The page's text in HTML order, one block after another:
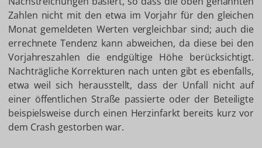
Zahlen nicht mit den etwa im Vorjahr für den gleichen
Monat gemeldeten Werten vergleichbar sind; auch die
errechnete Tendenz kann abweichen, da diese bei den
Vorjahreszahlen die endgültige Höhe berücksichtigt.
Nachträgliche Korrekturen nach unten gibt es ebenfalls,
etwa weil sich herausstellt, dass der Unfall nicht auf
einer öffentlichen Straße passierte oder der Beteiligte
beispielsweise durch einen Herzinfarkt bereits kurz vor
dem Crash gestorben war.